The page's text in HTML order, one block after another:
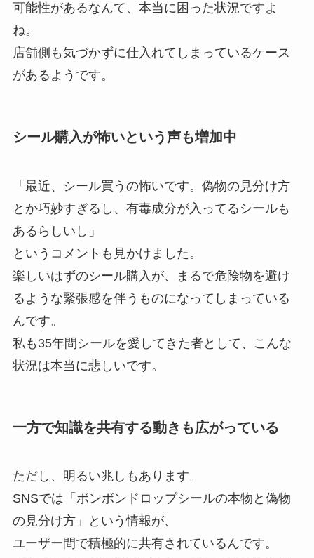
可能性があるなんて、本当に困った状況ですよ
ね。
店舗側も気づかずに仕入れてしまっているケース
があるようです。
シール購入が怖いという声も増加中
「最近、シール買うの怖いです。偽物の見分け方
とか巧妙すぎるし、有毒成分が入ってるシールも
あるらしいし」
というコメントも見かけました。
楽しいはずのシール購入が、まるで危険物を避け
るような緊張感を伴うものになってしまっている
んです。
私も35年間シールを愛してきた者として、こんな
状況は本当に悲しいです。
一方で知識を共有する動きも広がっている
ただし、明るい兆しもあります。
SNSでは「ボンボンドロップシールの本物と偽物
の見分け方」という情報が、
ユーザー間で積極的に共有されているんです。